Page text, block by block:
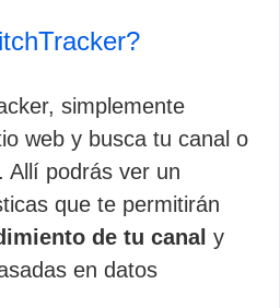
simplemente
web y busca tu canal o
Allí podrás ver un
que te permitirán
de tu canal y
en datos